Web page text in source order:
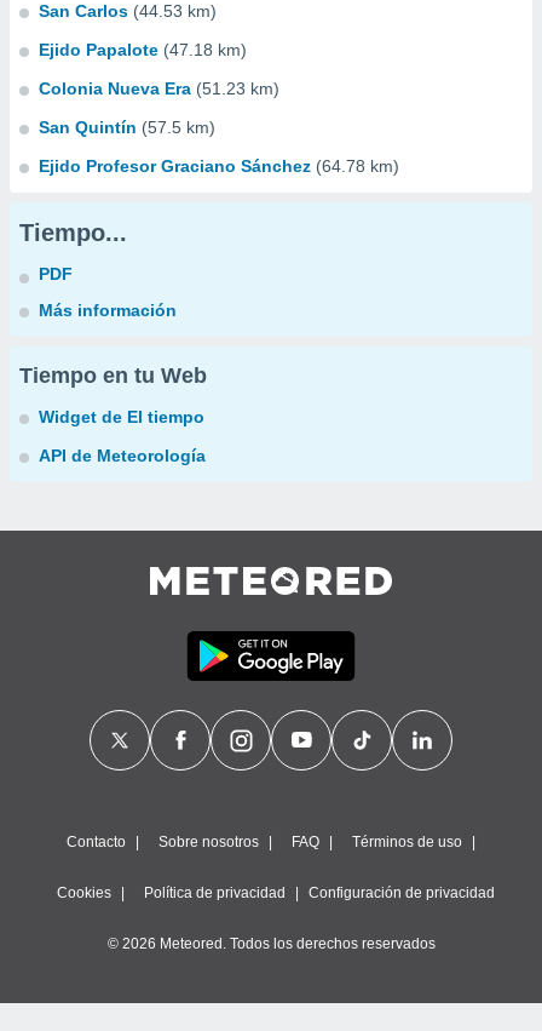
San Carlos (44.53 km)
Ejido Papalote (47.18 km)
Colonia Nueva Era (51.23 km)
San Quintín (57.5 km)
Ejido Profesor Graciano Sánchez (64.78 km)
Tiempo...
PDF
Más información
Tiempo en tu Web
Widget de El tiempo
API de Meteorología
Contacto Sobre nosotros FAQ Términos de uso
Cookies Política de privacidad Configuración de privacidad
© 2026 Meteored. Todos los derechos reservados